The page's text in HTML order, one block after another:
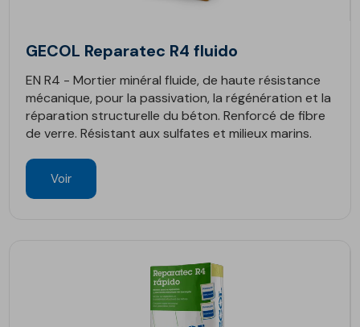
GECOL Reparatec R4 fluido
EN R4 - Mortier minéral fluide, de haute résistance
mécanique, pour la passivation, la régénération et la
réparation structurelle du béton. Renforcé de fibre
de verre. Résistant aux sulfates et milieux marins.
Voir